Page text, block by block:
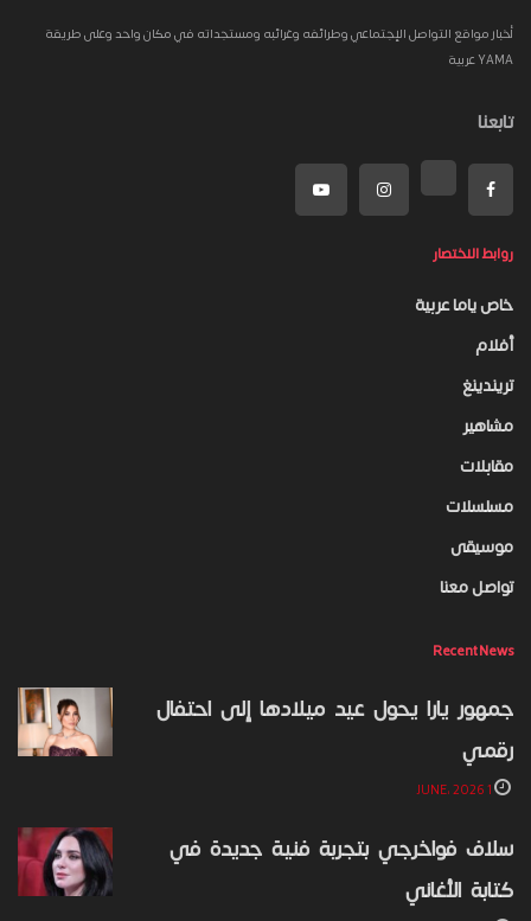
أخبار مواقع التواصل الإجتماعي وطرائفه وغرائبه ومستجداته في مكان واحد وعلى طريقة
YAMA عربية
تابعنا
روابط الاختصار
خاص ياما عربية
أفلام
تريندينغ
مشاهير
مقابلات
مسلسلات
موسيقى
تواصل معنا
Recent News
جمهور يارا يحول عيد ميلادها إلى احتفال
رقمي
سلاف فواخرجي بتجربة فنية جديدة في
كتابة الأغاني